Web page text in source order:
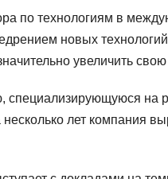
по технологиям в
новых
увеличить
специализирующуюся на
лет компания